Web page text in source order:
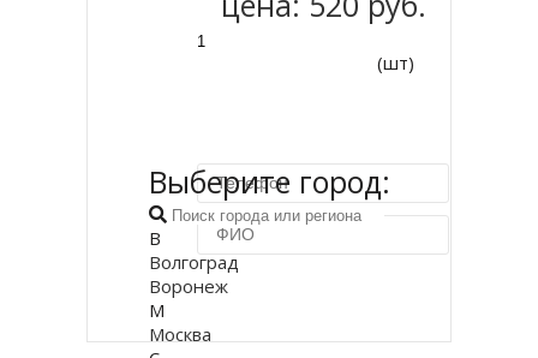
(шт)
Купить в 1 клик
Выберите город:
В
Волгоград
Воронеж
М
Москва